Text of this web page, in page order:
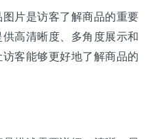
图片是访客了解商品的重要
高清晰度、多角度展示和
客能够更好地了解商品的